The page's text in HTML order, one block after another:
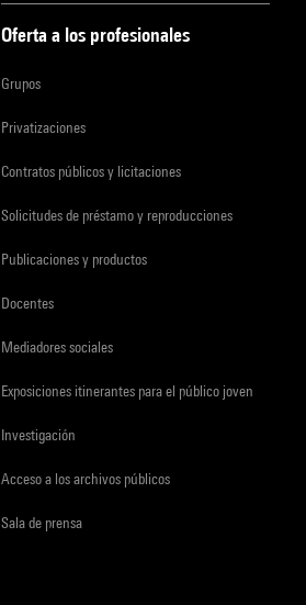
Oferta a los profesionales
Grupos
Privatizaciones
Contratos públicos y licitaciones
Solicitudes de préstamo y reproducciones
Publicaciones y productos
Docentes
Mediadores sociales
Exposiciones itinerantes para el público joven
Investigación
Acceso a los archivos públicos
Sala de prensa